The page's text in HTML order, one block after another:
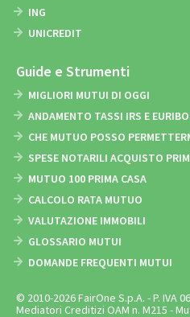
ING
UNICREDIT
Guide e Strumenti
MIGLIORI MUTUI DI OGGI
ANDAMENTO TASSI IRS E
CHE MUTUO POSSO
SPESE NOTARILI ACQUISTO
MUTUO 100 PRIMA CASA
CALCOLO RATA MUTUO
VALUTAZIONE IMMOBILI
GLOSSARIO MUTUI
DOMANDE FREQUENTI MUTUI
© 2010-2026 FairOne S.p.A. - P. IVA
Mediatori Creditizi OAM n. M215 -